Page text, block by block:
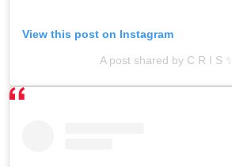
View this post on Instagram
A post shared by C R I S